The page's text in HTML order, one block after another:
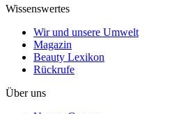
Wissenswertes
Wir und unsere Umwelt
Magazin
Beauty Lexikon
Rückrufe
Über uns